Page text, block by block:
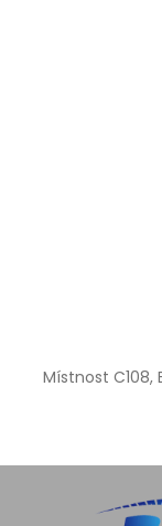
Místnost C108,